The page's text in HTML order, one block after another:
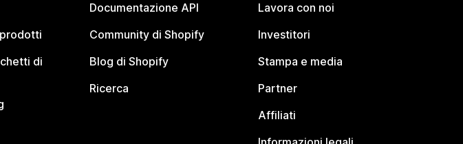
di
Documentazione API
Community di Shopify
Blog di Shopify
Ricerca
Lavora con noi
Investitori
Stampa e media
Partner
Affiliati